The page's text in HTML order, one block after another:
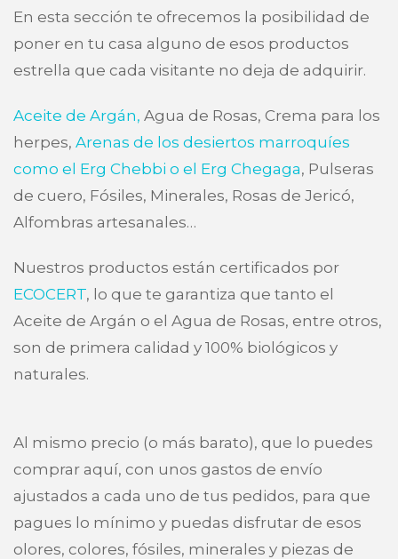
En esta sección te ofrecemos la posibilidad de
poner en tu casa alguno de esos productos
estrella que cada visitante no deja de adquirir.
Aceite de Argán, Agua de Rosas, Crema para los
herpes, Arenas de los desiertos marroquíes
como el Erg Chebbi o el Erg Chegaga, Pulseras
de cuero, Fósiles, Minerales, Rosas de Jericó,
Alfombras artesanales…
Nuestros productos están certificados por
ECOCERT, lo que te garantiza que tanto el
Aceite de Argán o el Agua de Rosas, entre otros,
son de primera calidad y 100% biológicos y
naturales.
Al mismo precio (o más barato), que lo puedes
comprar aquí, con unos gastos de envío
ajustados a cada uno de tus pedidos, para que
pagues lo mínimo y puedas disfrutar de esos
olores, colores, fósiles, minerales y piezas de